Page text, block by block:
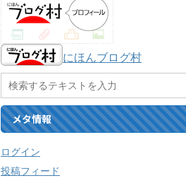
にほんブログ村
メタ情報
ログイン
投稿フィード